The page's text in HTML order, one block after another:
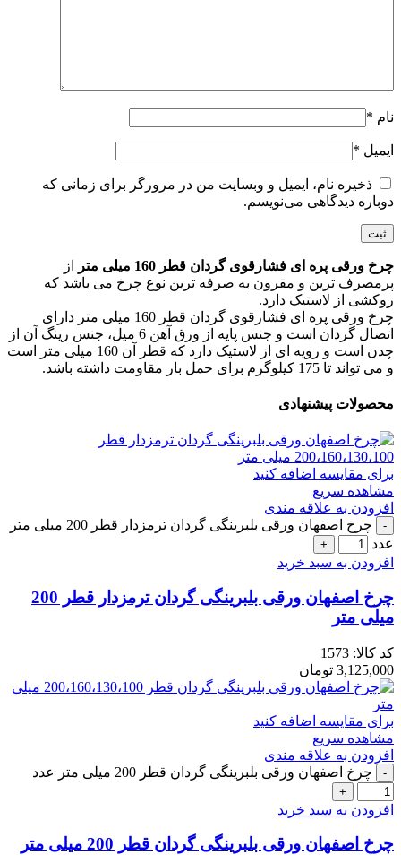
نام *
ایمیل *
ذخیره نام، ایمیل و وبسایت من در مرورگر برای زمانی که
دوباره دیدگاهی می‌نویسم.
چرخ ورقی پره ای فشارقوی گردان قطر 160 میلی متر
از
پرمصرف ترین و مقرون به صرفه ترین نوع چرخ می باشد که
روکشی از لاستیک دارد.
چرخ ورقی پره ای فشارقوی گردان قطر 160 میلی متر دارای
اتصال گردان است و جنس پایه از ورق آهن 6 میل، جنس رینگ آن از
چدن است و رویه ای از لاستیک دارد که قطر آن 160 میلی متر است
و می تواند تا 175 کیلوگرم برای حمل بار مقاومت داشته باشد.
محصولات پیشنهادی
برای مقایسه اضافه کنید
مشاهده سریع
افزودن به علاقه مندی
چرخ اصفهان ورقی بلبرینگی گردان ترمزدار قطر 200 میلی متر
عدد
افزودن به سبد خرید
چرخ اصفهان ورقی بلبرینگی گردان ترمزدار قطر 200
میلی متر
کد کالا: 1573
3,125,000 تومان
برای مقایسه اضافه کنید
مشاهده سریع
افزودن به علاقه مندی
چرخ اصفهان ورقی بلبرینگی گردان قطر 200 میلی متر عدد
افزودن به سبد خرید
چرخ اصفهان ورقی بلبرینگی گردان قطر 200 میلی متر